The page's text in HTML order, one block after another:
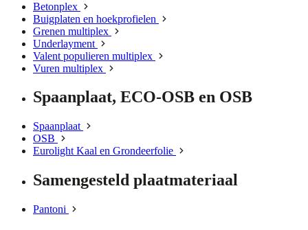
Betonplex
Buigplaten en hoekprofielen
Grenen multiplex
Underlayment
Valent populieren multiplex
Vuren multiplex
Spaanplaat, ECO-OSB en OSB
Spaanplaat
OSB
Eurolight Kaal en Grondeerfolie
Samengesteld plaatmateriaal
Pantoni